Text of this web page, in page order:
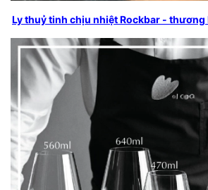
Ly thuỷ tinh chịu nhiệt Rockbar - thương